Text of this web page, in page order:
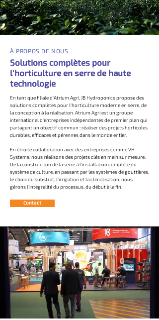
À PROPOS DE NOUS
Solutions complètes pour
l'horticulture en serre de haute
technologie
En tant que filiale d'Atrium Agri, JB Hydroponics propose des
solutions complètes pour l'horticulture moderne en serre, de
la conception à la réalisation. Atrium Agri est un groupe
international d'entreprises indépendantes de premier plan qui
partagent un objectif commun : réaliser des projets horticoles
durables, efficaces et pérennes dans le monde entier.
En étroite collaboration avec des entreprises comme VH
Systems, nous réalisons des projets clés en main sur mesure.
De la construction de la serre à l'installation complète du
système de culture, en passant par les systèmes de gouttières,
le choix du substrat, l'irrigation et la climatisation, nous
gérons l'intégralité du processus, du début à la fin.
Contact